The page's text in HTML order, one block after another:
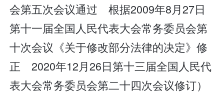
会第五次会议通过 根据2009年8月27日
第十一届全国人民代表大会常务委员会第
十次会议《关于修改部分法律的决定》修
正 2020年12月26日第十三届全国人民代
表大会常务委员会第二十四次会议修订）